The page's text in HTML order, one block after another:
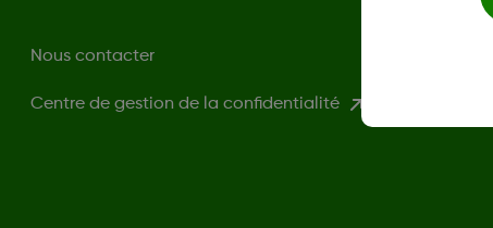
Nous contacter
Centre de gestion de la confidentialité